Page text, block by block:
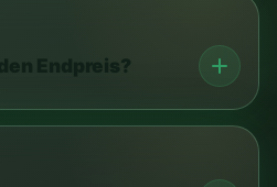
Endpreis?